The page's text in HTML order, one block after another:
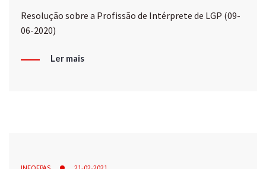
Resolução sobre a Profissão de Intérprete de LGP (09-
06-2020)
Ler mais